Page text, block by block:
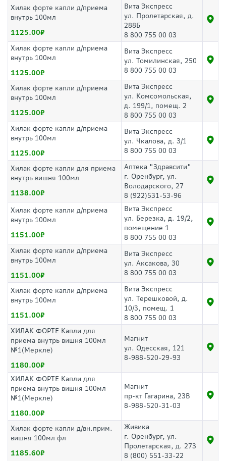
Хилак форте капли д/приема
внутрь 100мл
1125.00
Вита Экспресс
ул. Пролетарская, д.
288Б
8 800 755 00 03
Хилак форте капли д/приема
внутрь 100мл
1125.00
Вита Экспресс
ул. Томилинская, 250
8 800 755 00 03
Хилак форте капли д/приема
внутрь 100мл
1125.00
Вита Экспресс
ул. Комсомольская,
д. 199/1, помещ. 2
8 800 755 00 03
Хилак форте капли д/приема
внутрь 100мл
1125.00
Вита Экспресс
ул. Чкалова, д. 3/1
8 800 755 00 03
Хилак форте капли для приема
внутрь вишня 100мл
1138.00
Аптека "Здравсити"
г. Оренбург, ул.
Володарского, 27
8 (922)531-53-96
Хилак форте капли д/приема
внутрь 100мл
1151.00
Вита Экспресс
ул. Березка, д. 19/2,
помещение 1
8 800 755 00 03
Хилак форте капли д/приема
внутрь 100мл
1151.00
Вита Экспресс
ул. Аксакова, 30
8 800 755 00 03
Хилак форте капли д/приема
внутрь 100мл
1151.00
Вита Экспресс
ул. Терешковой, д.
10/3, помещ. 1
8 800 755 00 03
ХИЛАК ФОРТЕ Капли для
приема внутрь вишня 100мл
№1(Меркле)
1180.00
Магнит
ул. Одесская, 121
8-988-520-29-93
ХИЛАК ФОРТЕ Капли для
приема внутрь вишня 100мл
№1(Меркле)
1180.00
Магнит
пр-кт Гагарина, 23В
8-988-520-31-03
Хилак форте капли д/вн.прим.
вишня 100мл фл
1185.60
Живика
г. Оренбург, ул.
Пролетарская, д. 273
8 (800) 551-33-22